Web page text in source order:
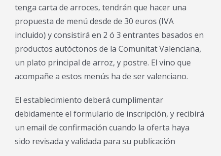
tenga carta de arroces, tendrán que hacer una
propuesta de menú desde de 30 euros (IVA
incluido) y consistirá en 2 ó 3 entrantes basados en
productos autóctonos de la Comunitat Valenciana,
un plato principal de arroz, y postre. El vino que
acompañe a estos menús ha de ser valenciano.
El establecimiento deberá cumplimentar
debidamente el formulario de inscripción, y recibirá
un email de confirmación cuando la oferta haya
sido revisada y validada para su publicación